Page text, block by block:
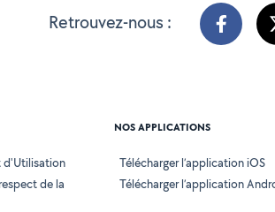
Retrouvez-nous :
d'Utilisation
de la
NOS APPLICATIONS
Télécharger l’application iOS
Télécharger l’application